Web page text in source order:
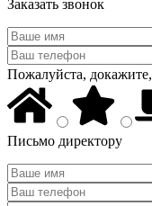
Заказать звонок
Пожалуйста,
Письмо директору